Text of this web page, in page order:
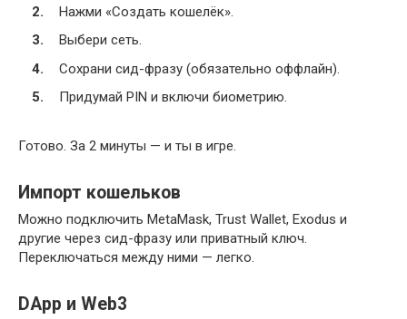
Нажми «Создать кошелёк».
Выбери сеть.
Сохрани сид-фразу (обязательно оффлайн).
Придумай PIN и включи биометрию.
Готово. За 2 минуты — и ты в игре.
Импорт кошельков
Можно подключить MetaMask, Trust Wallet, Exodus и
другие через сид-фразу или приватный ключ.
Переключаться между ними — легко.
DApp и Web3